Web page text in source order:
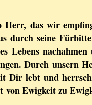
Herr, das wir
durch seine
Lebens nachahmen
Durch unsern
Dir lebt und
von Ewigkeit zu